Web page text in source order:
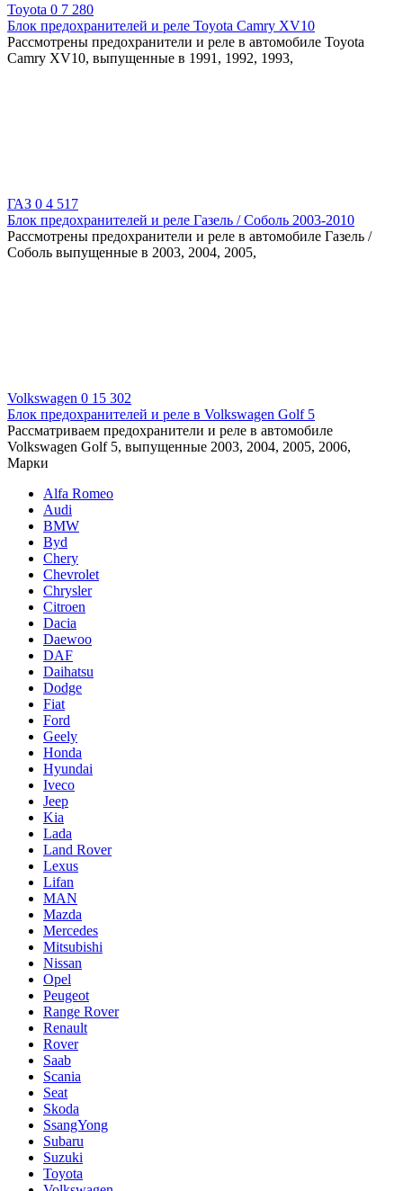
Toyota 0 7 280
Блок предохранителей и реле Toyota Camry XV10
Рассмотрены предохранители и реле в автомобиле Toyota
Camry XV10, выпущенные в 1991, 1992, 1993,
ГАЗ 0 4 517
Блок предохранителей и реле Газель / Соболь 2003-2010
Рассмотрены предохранители и реле в автомобиле Газель /
Соболь выпущенные в 2003, 2004, 2005,
Volkswagen 0 15 302
Блок предохранителей и реле в Volkswagen Golf 5
Рассматриваем предохранители и реле в автомобиле
Volkswagen Golf 5, выпущенные 2003, 2004, 2005, 2006,
Марки
Alfa Romeo
Audi
BMW
Byd
Chery
Chevrolet
Chrysler
Citroen
Dacia
Daewoo
DAF
Daihatsu
Dodge
Fiat
Ford
Geely
Honda
Hyundai
Iveco
Jeep
Kia
Lada
Land Rover
Lexus
Lifan
MAN
Mazda
Mercedes
Mitsubishi
Nissan
Opel
Peugeot
Range Rover
Renault
Rover
Saab
Scania
Seat
Skoda
SsangYong
Subaru
Suzuki
Toyota